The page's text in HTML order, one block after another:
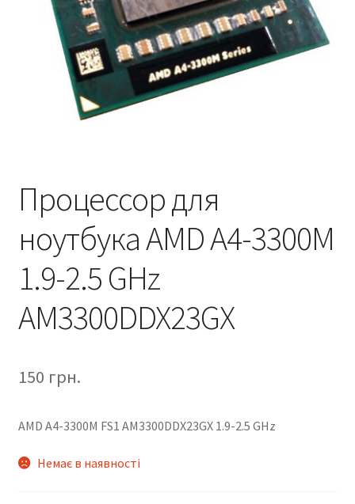
Процессор для
ноутбука AMD A4-3300M
1.9-2.5 GHz
AM3300DDX23GX
150 грн.
AMD A4-3300M FS1 AM3300DDX23GX 1.9-2.5 GHz
Немає в наявності